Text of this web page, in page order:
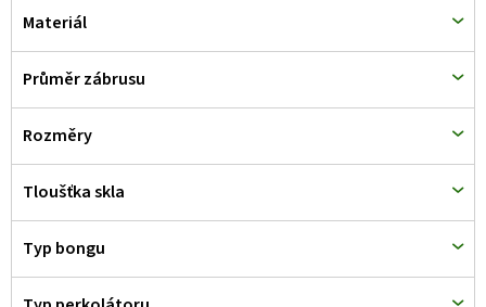
Materiál
Průměr zábrusu
Rozměry
Tloušťka skla
Typ bongu